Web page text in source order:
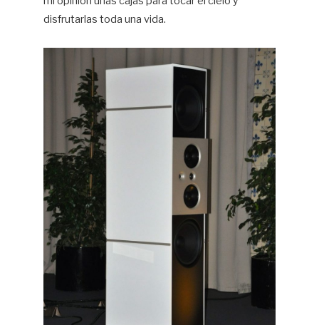
disfrutarlas toda una vida.